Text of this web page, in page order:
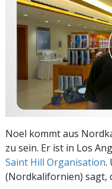
Noel kommt aus
zu sein. Er ist in Los
Saint Hill Organisation.
(Nordkalifornien) sagt,